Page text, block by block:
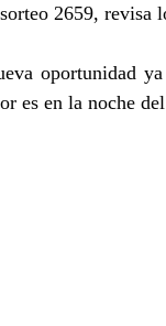
2659, revisa
oportunidad
es en la noche